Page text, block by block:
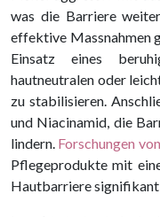
was die Barriere
effektive Massnahmen
Einsatz eines
hautneutralen oder
zu stabilisieren.
und Niacinamid, die
lindern. Forschungen
Pflegeprodukte mit
Hautbarriere signifikant